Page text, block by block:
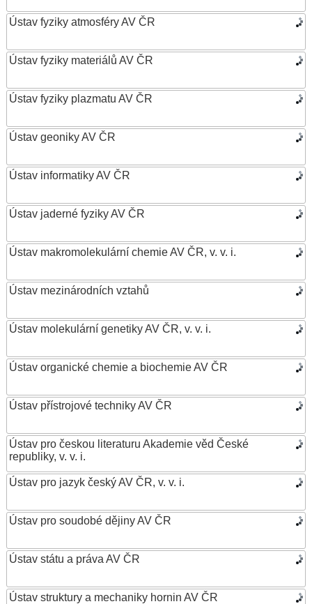
Ústav fyziky atmosféry AV ČR
Ústav fyziky materiálů AV ČR
Ústav fyziky plazmatu AV ČR
Ústav geoniky AV ČR
Ústav informatiky AV ČR
Ústav jaderné fyziky AV ČR
Ústav makromolekulární chemie AV ČR, v. v. i.
Ústav mezinárodních vztahů
Ústav molekulární genetiky AV ČR, v. v. i.
Ústav organické chemie a biochemie AV ČR
Ústav přístrojové techniky AV ČR
Ústav pro českou literaturu Akademie věd České
republiky, v. v. i.
Ústav pro jazyk český AV ČR, v. v. i.
Ústav pro soudobé dějiny AV ČR
Ústav státu a práva AV ČR
Ústav struktury a mechaniky hornin AV ČR